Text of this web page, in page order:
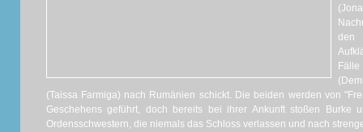
den
(Taissa Farmiga) nach Rumänien schickt. Die beiden werden von
Geschehens geführt, doch bereits bei ihrer Ankunft stoßen
Ordensschwestern, die niemals das Schloss verlassen und nach